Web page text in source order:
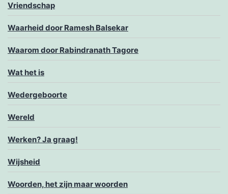
Vriendschap
Waarheid door Ramesh Balsekar
Waarom door Rabindranath Tagore
Wat het is
Wedergeboorte
Wereld
Werken? Ja graag!
Wijsheid
Woorden, het zijn maar woorden